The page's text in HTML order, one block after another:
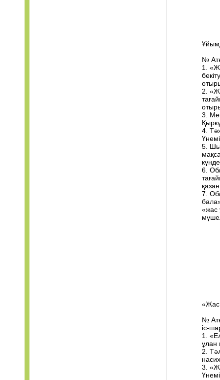
№
1.
2.
3.
4.
5.
6.
7.
«жас
«Жас
№
іс-
1.
ұлан
2.
3.
Үнемі